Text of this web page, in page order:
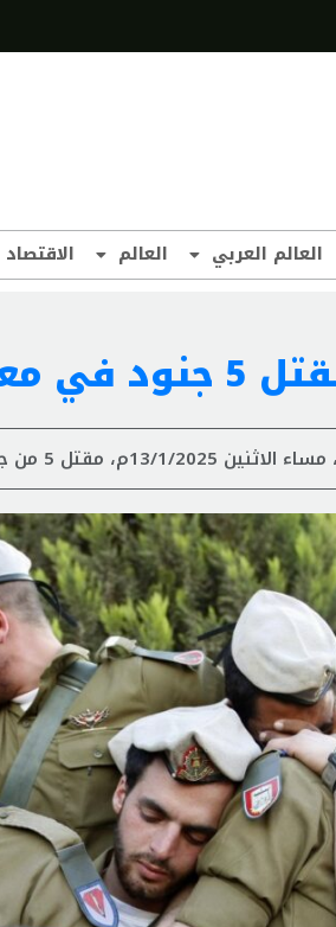
العالم العربي العالم الاقتصاد
قطاع غزة
في معارك شمال قطاع غزة.